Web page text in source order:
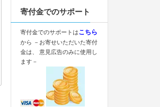
寄付金でのサポート
寄付金でのサポートはこちら
から －お寄せいただいた寄付
金は、 意見広告のみに使用し
ます－